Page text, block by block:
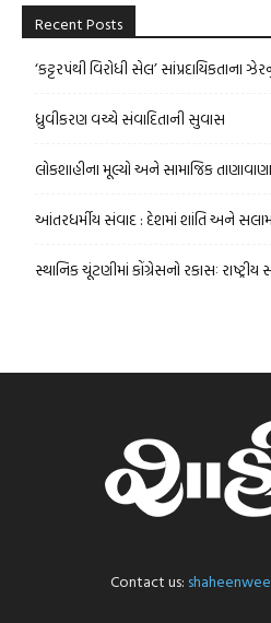
Recent Posts
‘કટ્ટરપંથી વિરોધી સેલ’ સાંપ્રદાયિકતાના
ધ્રુવીકરણ વચ્ચે સંવાદિતાની સુવાસ
લોકશાહીના મૂલ્યો અને સામાજિક
આંતરધર્મીય સંવાદ : દેશમાં શાંતિ અને
સ્થાનિક ચૂંટણીમાં કોંગ્રેસનો રકાસઃ રાષ્ટ્રીય
Contact us: